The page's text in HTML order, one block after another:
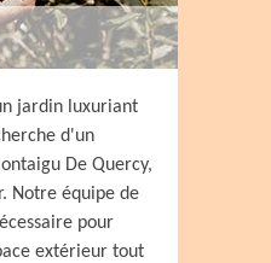
jardin luxuriant
d'un
De Quercy,
Notre équipe de
pour
extérieur tout